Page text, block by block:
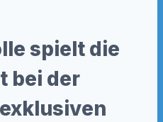
spielt die
bei der